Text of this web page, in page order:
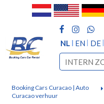
NL EN DE
Booking Cars Curacao | Auto
Curacao verhuur